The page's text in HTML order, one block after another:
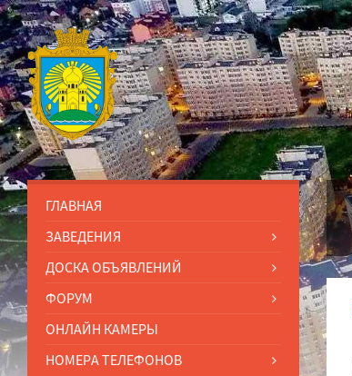
ГЛАВНАЯ
ЗАВЕДЕНИЯ
ДОСКА ОБЪЯВЛЕНИЙ
ФОРУМ
ОНЛАЙН КАМЕРЫ
НОМЕРА ТЕЛЕФОНОВ